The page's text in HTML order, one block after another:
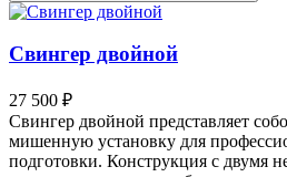
Свингер двойной
27 500 ₽
Свингер двойной представляет
мишенную установку для
подготовки. Конструкция с